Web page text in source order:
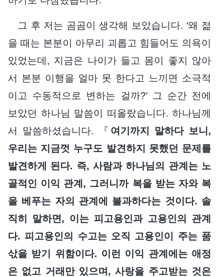
그 후 저는 곰곰이 생각해 보았습니다. ‘왜 젊
을 때는 본분이 아무리 괴롭고 힘들어도 의욕이
있었는데, 지금은 나이가 들고 몸이 좋지 않아
서 본분 이행을 얼마 못 한다고 느끼면 소극적
이고 수동적으로 변하는 걸까?’ 그 순간 전에
보았던 하나님 말씀이 떠올랐습니다. 하나님께
서 말씀하셨습니다. 『 여기까지 말하다 보니,
우리는 지금껏 누구도 발견하지 못했던 문제를
발견하게 된다. 즉, 사람과 하나님의 관계는 노
골적인 이익 관계, 그러니까 복을 받는 자와 복
을 베푸는 자의 관계에 불과하다는 것이다. 솔
직히 말하면, 이는 피고용인과 고용인의 관계
다. 피고용인의 수고는 오직 고용인이 주는 품
삯을 받기 위함이다. 이런 이익 관계에는 애정
은 없고 거래만 있으며, 사랑을 주고받는 것은